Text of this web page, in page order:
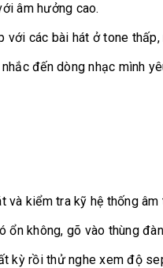
âm hưởng cao.
các bài hát ở tone thấp,
đến dòng nhạc mình
và kiểm tra kỹ hệ thống âm
không, gõ vào thùng
kỳ rồi thử nghe xem độ